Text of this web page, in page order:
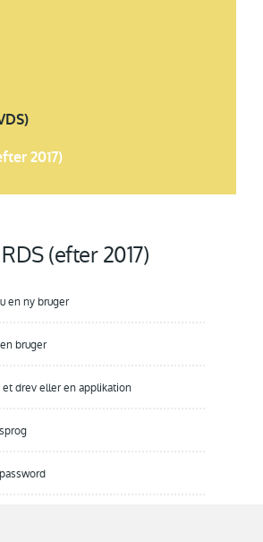
2017)
(efter 2017)
en ny bruger
bruger
et drev eller en applikation